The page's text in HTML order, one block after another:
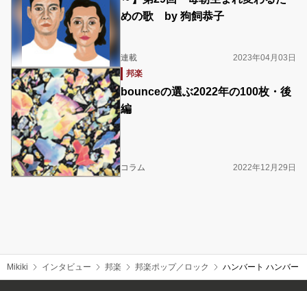
めの歌 by 狗飼恭子
連載
2023年04月03日
邦楽
bounceの選ぶ2022年の100枚・後
編
コラム 2022年12月29日
Mikiki インタビュー 邦楽 邦楽ポップ／ロック ハンバート ハンバー